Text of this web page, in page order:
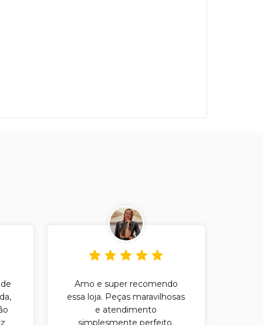
Amo e super recomendo
essa loja. Peças maravilhosas
e atendimento
simplesmente perfeito.